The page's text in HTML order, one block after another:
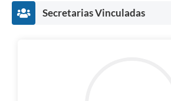
Secretarias Vinculadas